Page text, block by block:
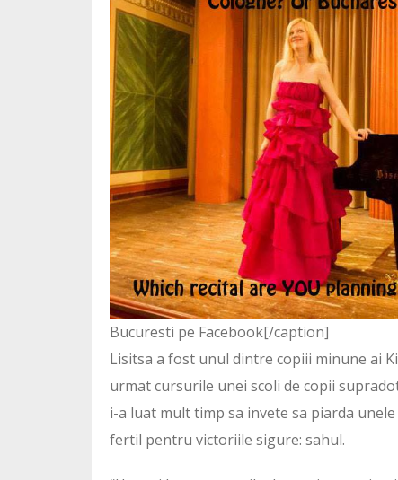
Bucuresti pe Facebook[/caption]
Lisitsa a fost unul dintre copiii minune ai
urmat cursurile unei scoli de copii
i-a luat mult timp sa invete sa piarda
fertil pentru victoriile sigure: sahul.